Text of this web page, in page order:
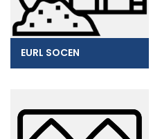
EURL SOCEN